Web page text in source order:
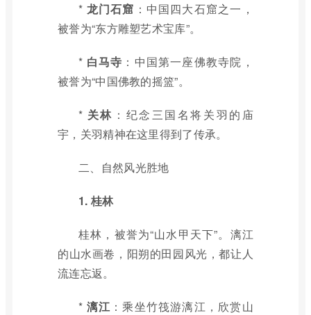
* 龙门石窟 ：中国四大石窟之一，
被誉为“东方雕塑艺术宝库”。
* 白马寺 ：中国第一座佛教寺院，
被誉为“中国佛教的摇篮”。
* 关林 ：纪念三国名将关羽的庙
宇，关羽精神在这里得到了传承。
二、自然风光胜地
1. 桂林
桂林，被誉为“山水甲天下”。漓江
的山水画卷，阳朔的田园风光，都让人
流连忘返。
* 漓江 ：乘坐竹筏游漓江，欣赏山